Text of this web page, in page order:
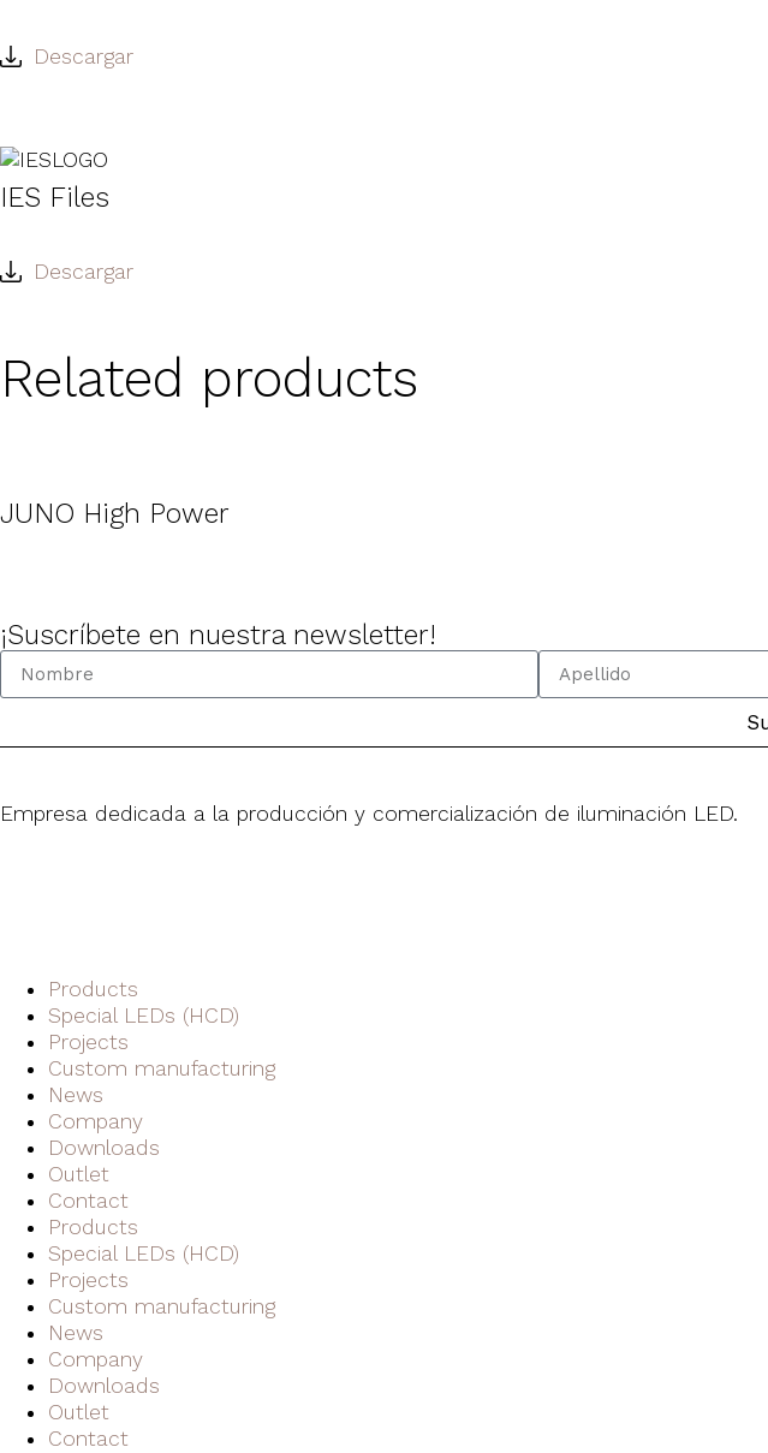
Descargar
IES Files
Descargar
Related products
JUNO High Power
¡Suscríbete en nuestra newsletter!
Empresa dedicada a la producción y comercialización de iluminación LED.
Products
Special LEDs (HCD)
Projects
Custom manufacturing
News
Company
Downloads
Outlet
Contact
Products
Special LEDs (HCD)
Projects
Custom manufacturing
News
Company
Downloads
Outlet
Contact